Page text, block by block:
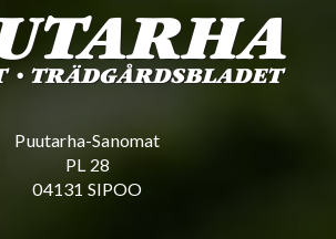
Puutarha-Sanomat
PL 28
04131 SIPOO